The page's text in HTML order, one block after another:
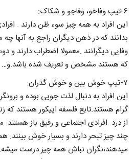
۶-تیپ وفاخو، وفاجو و شکاک:
این افراد به همه چیز سوء ظن دارند .
بدانند که در ذهن دیگران راجع به آنها
وفایی دیگرانند .معمولا اضطراب دارند و
که هستند مشخص و تعریف شده باشد.و…
۷-تیپ خوش بین و خوش گذران:
این افراد به دنبال لذت جویی بوده و
گرام هستند.تابع فلسفه اپیکور هستند
از درد .افرادی اجتماعی و رفیق باز
چند چیز تبحر دارند و بسیار خوش بینند.
میدهند،نگران نباش همه چیز درست